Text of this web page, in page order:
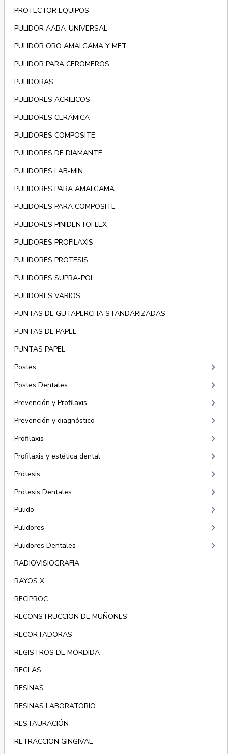
PROTECTOR EQUIPOS
PULIDOR AABA-UNIVERSAL
PULIDOR ORO AMALGAMA Y MET
PULIDOR PARA CEROMEROS
PULIDORAS
PULIDORES ACRILICOS
PULIDORES CERÁMICA
PULIDORES COMPOSITE
PULIDORES DE DIAMANTE
PULIDORES LAB-MIN
PULIDORES PARA AMALGAMA
PULIDORES PARA COMPOSITE
PULIDORES PINIDENTOFLEX
PULIDORES PROFILAXIS
PULIDORES PROTESIS
PULIDORES SUPRA-POL
PULIDORES VARIOS
PUNTAS DE GUTAPERCHA STANDARIZADAS
PUNTAS DE PAPEL
PUNTAS PAPEL
Postes
keyboard_arrow_right
Postes Dentales keyboard_arrow_right
Prevención y Profilaxis keyboard_arrow_right
Prevención y diagnóstico keyboard_arrow_right
Profilaxis keyboard_arrow_right
Profilaxis y estética dental keyboard_arrow_right
Prótesis keyboard_arrow_right
Prótesis Dentales keyboard_arrow_right
Pulido keyboard_arrow_right
Pulidores keyboard_arrow_right
Pulidores Dentales keyboard_arrow_right
RADIOVISIOGRAFIA
RAYOS X
RECIPROC
RECONSTRUCCION DE MUÑONES
RECORTADORAS
REGISTROS DE MORDIDA
REGLAS
RESINAS
RESINAS LABORATORIO
RESTAURACIÓN
RETRACCION GINGIVAL